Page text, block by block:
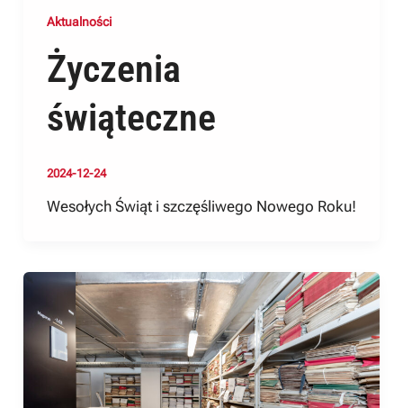
Aktualności
Życzenia
świąteczne
2024-12-24
Wesołych Świąt i szczęśliwego Nowego Roku!